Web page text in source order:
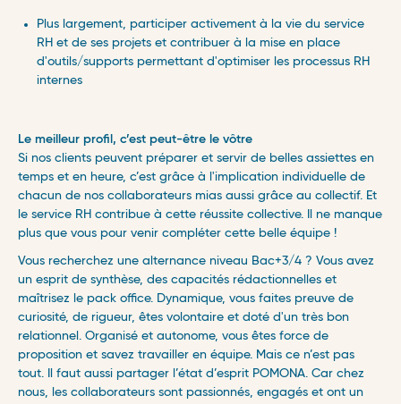
Plus largement, participer activement à la vie du service
RH et de ses projets et contribuer à la mise en place
d'outils/supports permettant d'optimiser les processus RH
internes
Le meilleur profil, c’est peut-être le vôtre
Si nos clients peuvent préparer et servir de belles assiettes en
temps et en heure, c’est grâce à l'implication individuelle de
chacun de nos collaborateurs mias aussi grâce au collectif. Et
le service RH contribue à cette réussite collective. Il ne manque
plus que vous pour venir compléter cette belle équipe !
Vous recherchez une alternance niveau Bac+3/4 ? Vous avez
un esprit de synthèse, des capacités rédactionnelles et
maîtrisez le pack office. Dynamique, vous faites preuve de
curiosité, de rigueur, êtes volontaire et doté d'un très bon
relationnel. Organisé et autonome, vous êtes force de
proposition et savez travailler en équipe. Mais ce n’est pas
tout. Il faut aussi partager l’état d’esprit POMONA. Car chez
nous, les collaborateurs sont passionnés, engagés et ont un